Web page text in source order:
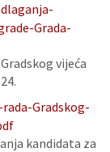
Grada-
vijeća
Gradskog-
kandidata za